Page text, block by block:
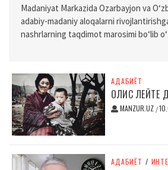
Madaniyat Markazida Ozarbayjon va
adabiy-madaniy aloqalarni
nashrlarning taqdimot marosimi bo‘lib
АДАБИЁТ
ОЛИС ЛЕЙТЕ
MANZUR.UZ /
АДАБИЁТ /